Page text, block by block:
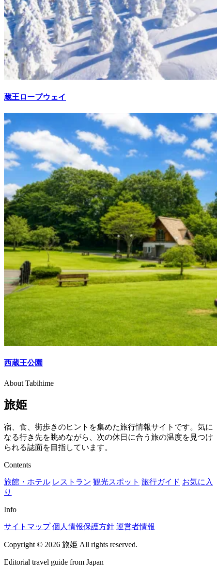
蔵王ロープウェイ
西蔵王公園
About Tabihime
旅姫
宿、食、街歩きのヒントを集めた旅行情報サイトです。気に
なる行き先を眺めながら、次の休日に合う旅の温度を見つけ
られる誌面を目指しています。
Contents
旅館・ホテル レストラン 観光スポット 旅行ガイド お気に入
り
Info
サイトマップ 個人情報保護方針 運営者情報
Copyright © 2026 旅姫 All rights reserved.
Editorial travel guide from Japan